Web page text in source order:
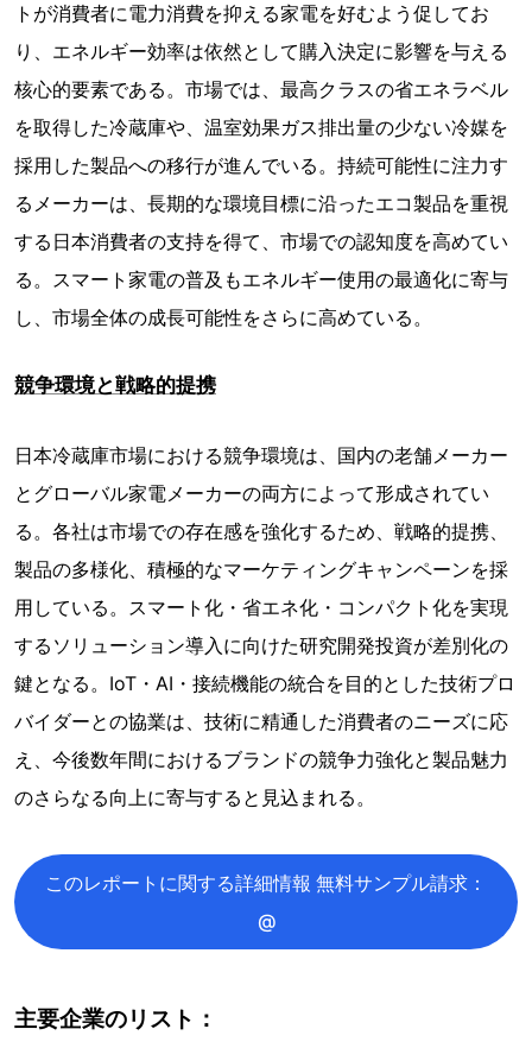
トが消費者に電力消費を抑える家電を好むよう促してお
り、エネルギー効率は依然として購入決定に影響を与える
核心的要素である。市場では、最高クラスの省エネラベル
を取得した冷蔵庫や、温室効果ガス排出量の少ない冷媒を
採用した製品への移行が進んでいる。持続可能性に注力す
るメーカーは、長期的な環境目標に沿ったエコ製品を重視
する日本消費者の支持を得て、市場での認知度を高めてい
る。スマート家電の普及もエネルギー使用の最適化に寄与
し、市場全体の成長可能性をさらに高めている。
競争環境と戦略的提携
日本冷蔵庫市場における競争環境は、国内の老舗メーカー
とグローバル家電メーカーの両方によって形成されてい
る。各社は市場での存在感を強化するため、戦略的提携、
製品の多様化、積極的なマーケティングキャンペーンを採
用している。スマート化・省エネ化・コンパクト化を実現
するソリューション導入に向けた研究開発投資が差別化の
鍵となる。IoT・AI・接続機能の統合を目的とした技術プロ
バイダーとの協業は、技術に精通した消費者のニーズに応
え、今後数年間におけるブランドの競争力強化と製品魅力
のさらなる向上に寄与すると見込まれる。
このレポートに関する詳細情報 無料サンプル請求：
@
主要企業のリスト：